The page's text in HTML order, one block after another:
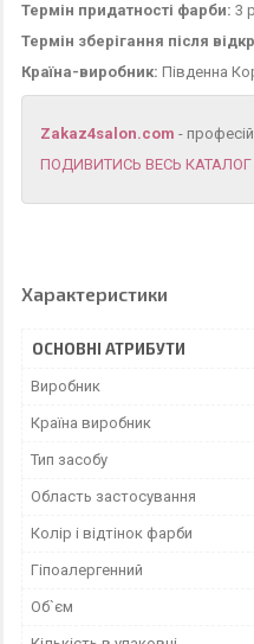
Термін придатності фарби: 3
Термін зберігання після
Країна-виробник: Південна
Zakaz4salon.com -
ПОДИВИТИСЬ ВЕСЬ КАТАЛОГ
Характеристики
ОСНОВНІ АТРИБУТИ
Виробник
Країна виробник
Тип засобу
Область застосування
Колір і відтінок фарби
Гіпоалергенний
Об`єм